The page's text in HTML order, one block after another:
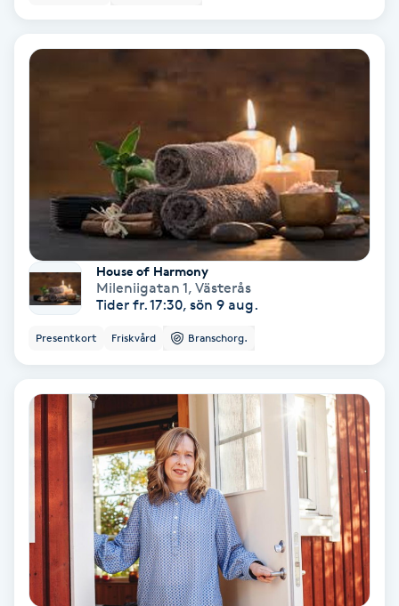
Katun fransar
Kemisk peeling
Keratinbehandling
Kinesiologi
Kinesisk medicin
Kiropraktik
Klangmassage
Klippning
Klippning & Slingor
Klippning ungdom
House of Harmony
Mileniigatan 1, Västerås
Tider fr. 17:30, sön 9 aug.
Presentkort Friskvård Branschorg.